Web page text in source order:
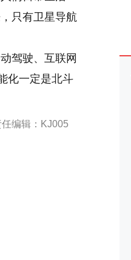
只有卫星导航
驾驶、互联网
化一定是北斗
任编辑：KJ005